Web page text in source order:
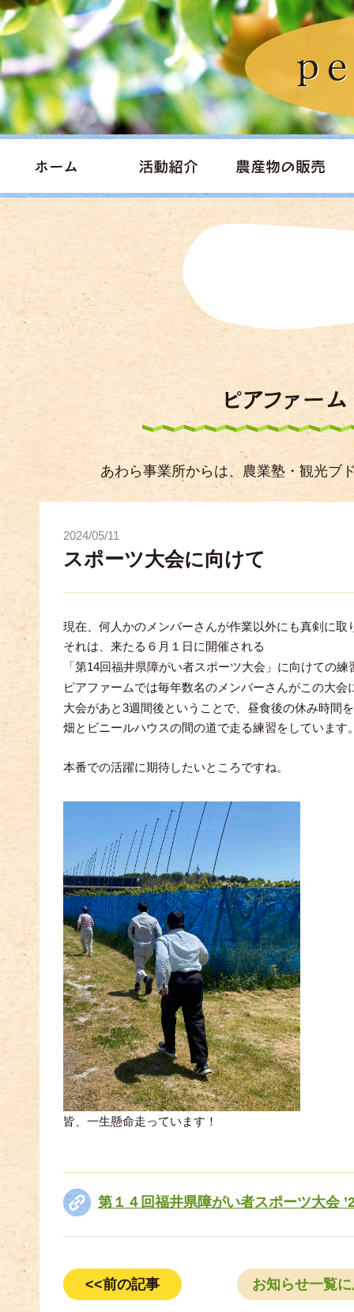
あわら事業所からは、農業塾・観光ブ
2024/05/11
スポーツ大会に向けて
現在、何人かのメンバーさんが作業以外にも真剣に取
それは、来たる６月１日に開催される
「第14回福井県障がい者スポーツ大会」に向けての練
ピアファームでは毎年数名のメンバーさんがこの大会
大会があと3週間後ということで、昼食後の休み時間
畑とビニールハウスの間の道で走る練習をしています
本番での活躍に期待したいところですね。
皆、一生懸命走っています！
第１４回福井県障がい者スポーツ大会
<<前の記事 お知らせ一覧